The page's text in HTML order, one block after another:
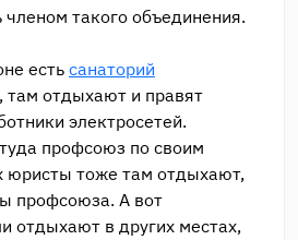
такого объединения.
есть санаторий
, там отдыхают и правят
электросетей.
профсоюз по своим
юристы тоже там отдыхают,
профсоюза. А вот
отдыхают в других местах,